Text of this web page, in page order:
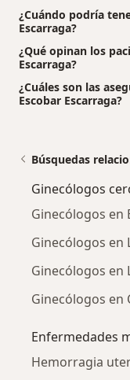
¿Cuándo podría
Escarraga?
¿Qué opinan los
Escarraga?
¿Cuáles son las
Escobar Escarraga?
Búsquedas
Ginecólogos
Ginecólogos en
Ginecólogos en
Ginecólogos en
Ginecólogos en
Enfermedades
Hemorragia